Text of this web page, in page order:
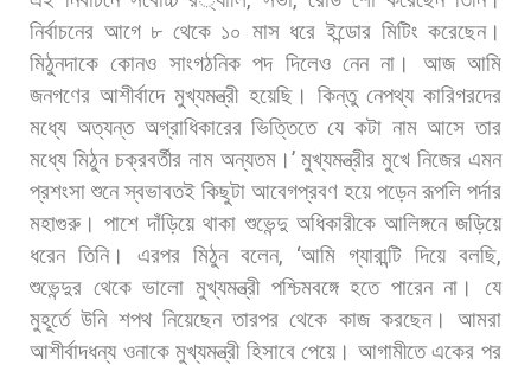
নির্বাচনের আগে ৮ থেকে ১০ মাস ধরে ইন্ডোর মিটিং করেছেন।
মিঠুনদাকে কোনও সাংগঠনিক পদ দিলেও নেন না। আজ আমি
জনগণের আশীর্বাদে মুখ্যমন্ত্রী হয়েছি। কিন্তু নেপথ্য কারিগরদের
মধ্যে অত্যন্ত অগ্রাধিকারের ভিত্তিতে যে কটা নাম আসে তার
মধ্যে মিঠুন চক্রবর্তীর নাম অন্যতম।’মুখ্যমন্ত্রীর মুখে নিজের এমন
প্রশংসা শুনে স্বভাবতই কিছুটা আবেগপ্রবণ হয়ে পড়েন রূপলি পর্দার
মহাগুরু। পাশে দাঁড়িয়ে থাকা শুভেন্দু অধিকারীকে আলিঙ্গনে জড়িয়ে
ধরেন তিনি। এরপর মিঠুন বলেন, ‘আমি গ্যারান্টি দিয়ে বলছি,
শুভেন্দুর থেকে ভালো মুখ্যমন্ত্রী পশ্চিমবঙ্গে হতে পারেন না।
যে
মুহূর্তে উনি শপথ নিয়েছেন তারপর থেকে কাজ করছেন।
আমরা
আশীর্বাদধন্য ওনাকে মুখ্যমন্ত্রী হিসাবে পেয়ে। আগামীতে একের পর